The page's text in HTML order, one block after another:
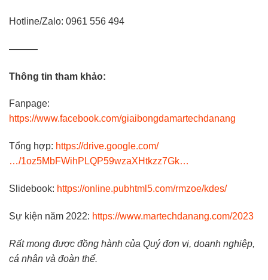
Hotline/Zalo: 0961 556 494
———
Thông tin tham khảo:
Fanpage:
https://www.facebook.com/giaibongdamartechdanang
Tổng hợp: https://drive.google.com/
…/1oz5MbFWihPLQP59wzaXHtkzz7Gk…
Slidebook: https://online.pubhtml5.com/rmzoe/kdes/
Sự kiện năm 2022: https://www.martechdanang.com/2023
Rất mong được đồng hành của Quý đơn vị, doanh nghiệp,
cá nhân và đoàn thể.